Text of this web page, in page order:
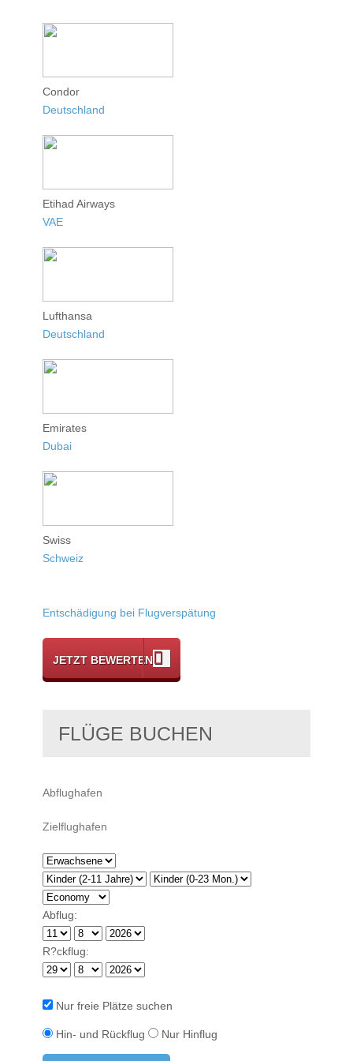
Condor
Deutschland
Etihad Airways
VAE
Lufthansa
Deutschland
Emirates
Dubai
Swiss
Schweiz
Entschädigung bei Flugverspätung
JETZT BEWERTEN
FLÜGE BUCHEN
Abflug:
R?ckflug:
Nur freie Plätze suchen
Hin- und Rückflug Nur Hinflug